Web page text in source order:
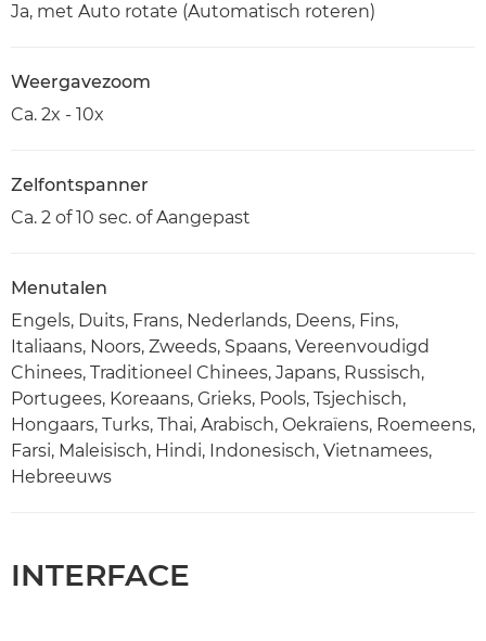
Ja, met Auto rotate (Automatisch roteren)
Weergavezoom
Ca. 2x - 10x
Zelfontspanner
Ca. 2 of 10 sec. of Aangepast
Menutalen
Engels, Duits, Frans, Nederlands, Deens, Fins,
Italiaans, Noors, Zweeds, Spaans, Vereenvoudigd
Chinees, Traditioneel Chinees, Japans, Russisch,
Portugees, Koreaans, Grieks, Pools, Tsjechisch,
Hongaars, Turks, Thai, Arabisch, Oekraïens, Roemeens,
Farsi, Maleisisch, Hindi, Indonesisch, Vietnamees,
Hebreeuws
INTERFACE